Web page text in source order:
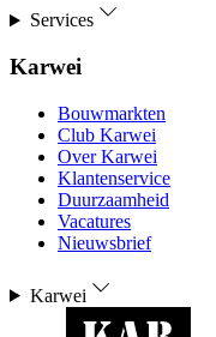
Services
Karwei
Bouwmarkten
Club Karwei
Over Karwei
Klantenservice
Duurzaamheid
Vacatures
Nieuwsbrief
Karwei